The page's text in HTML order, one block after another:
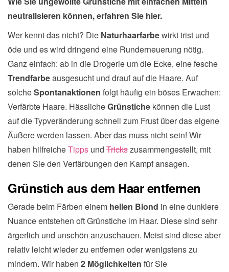
neutralisieren können, erfahren Sie hier.
Wer kennt das nicht? Die Naturhaarfarbewirkt trist und
öde und es wird dringend eine Runderneuerung nötig.
Ganz einfach: ab in die Drogerie um die Ecke, eine fesche
Trendfarbeausgesucht und drauf auf die Haare. Auf
solcheSpontanaktionen folgt häufig ein böses Erwachen:
Verfärbte Haare. HässlicheGrünstiche können die Lust
auf die Typveränderung schnell zum Frust über das eigene
Äußere werden lassen. Aber das muss nicht sein! Wir
haben hilfreicheTipps und Trickszusammengestellt, mit
denen Sie den Verfärbungen den Kampf ansagen.
Grünstich aus dem Haar entfernen
Gerade beim Färben einem hellen Blond in eine dunklere
Nuance entstehen oft Grünstiche im Haar. Diese sind sehr
ärgerlich und unschön anzuschauen. Meist sind diese aber
relativ leicht wieder zu entfernen oder wenigstens zu
mindern. Wir haben 2 Möglichkeiten für Sie